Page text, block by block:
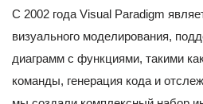
С 2002 года Visual Paradigm
визуального моделирования,
диаграмм с функциями, такими
команды, генерация кода и